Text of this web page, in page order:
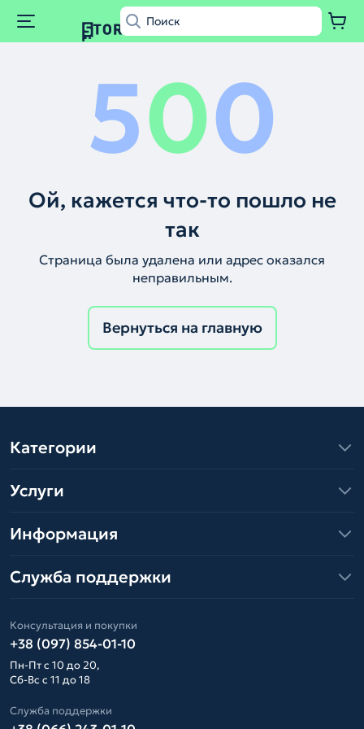
500
Ой, кажется что-то пошло не
так
Страница была удалена или адрес оказался
неправильным.
Вернуться на главную
Категории
Услуги
Информация
Служба поддержки
Консультация и покупки
+38 (097) 854-01-10
Пн-Пт с 10 до 20,
Сб-Вс с 11 до 18
Служба поддержки